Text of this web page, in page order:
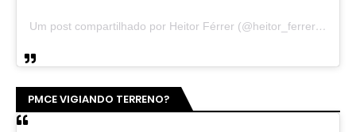
Um post compartilhado por Heitor Férrer (@heitor_ferrer77)
PMCE VIGIANDO TERRENO?